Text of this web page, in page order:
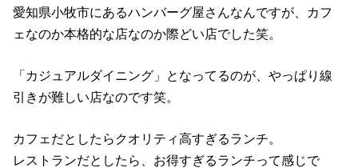
愛知県小牧市にあるハンバーグ屋さんなんですが、カフ
ェなのか本格的な店なのか際どい店でした笑。
「カジュアルダイニング」となってるのが、やっぱり線
引きが難しい店なのです笑。
カフェだとしたらクオリティ高すぎるランチ。
レストランだとしたら、お得すぎるランチって感じで